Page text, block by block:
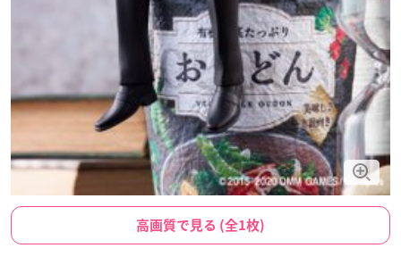
高画質で見る (全1枚)